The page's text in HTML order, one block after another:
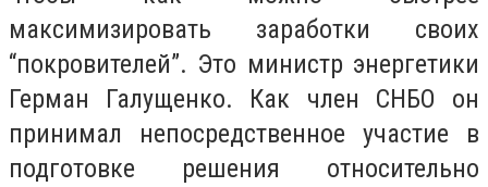
максимизировать заработки своих
“покровителей”. Это министр энергетики
Герман Галущенко. Как член СНБО он
принимал непосредственное участие в
подготовке решения относительно